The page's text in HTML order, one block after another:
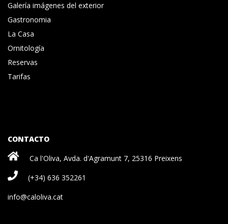
Galería imágenes del exterior
Gastronomia
La Casa
Ornitología
Reservas
Tarifas
CONTACTO
Ca l'Oliva, Avda. d'Agramunt 7, 25316 Preixens
(+34) 636 352261
info@caloliva.cat